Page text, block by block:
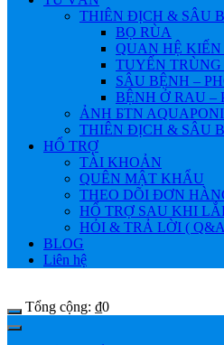
THIÊN ĐỊCH & SÂU
BỌ RÙA
QUAN HỆ KIẾN
TUYẾN TRÙNG
SÂU BỆNH –
BỆNH Ở RAU –
ẢNH БTN
THIÊN ĐỊCH & SÂU
HỔ TRỢ
TÀI KHOẢN
QUÊN MẬT KHẨU
THEO DÕI ĐƠN
HỔ TRỢ SAU KHI
HỎI & TRẢ LỜI (
BLOG
Liên hệ
Tổng cộng: ₫0